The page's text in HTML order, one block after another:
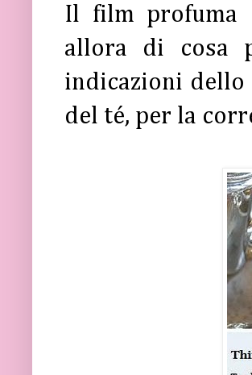
Il film profuma
allora di cosa
indicazioni
del té, per la